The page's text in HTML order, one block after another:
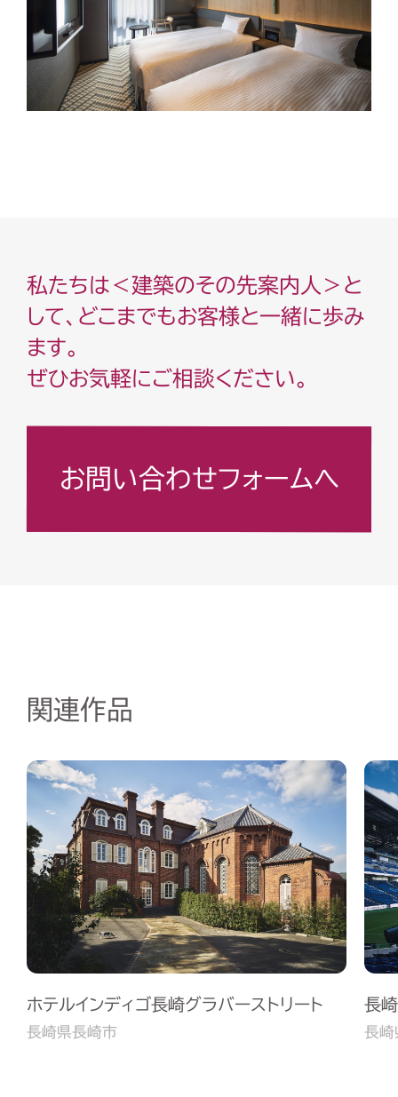
私たちは＜建築のその先案内人＞と
して、どこまでもお客様と一緒に歩み
ます。
ぜひお気軽にご相談ください。
お問い合わせフォームへ
関連作品
ホテルインディゴ長崎グラバーストリート
長崎県長崎市
長
長崎